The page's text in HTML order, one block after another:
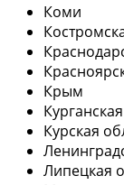
Коми
Крым
Курская
Липецкая